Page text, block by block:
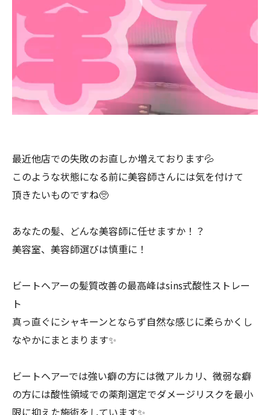
⁡最近他店での失敗のお直しか増えております💦
このような状態になる前に美容師さんには気を付けて
頂きたいものですね🥺
あなたの髪、どんな美容師に任せますか！？
美容室、美容師選びは慎重に！
ビートヘアーの髪質改善の最高峰はsins式酸性ストレー
ト
真っ直ぐにシャキーンとならず自然な感じに柔らかくし
なやかにまとまります✨
ビートヘアーでは強い癖の方には微アルカリ、微弱な癖
の方には酸性領域での薬剤選定でダメージリスクを最小